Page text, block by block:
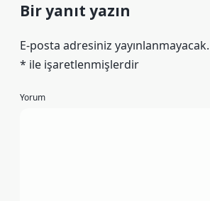
Bir yanıt yazın
E-posta adresiniz yayınlanmayacak.
* ile işaretlenmişlerdir
Yorum